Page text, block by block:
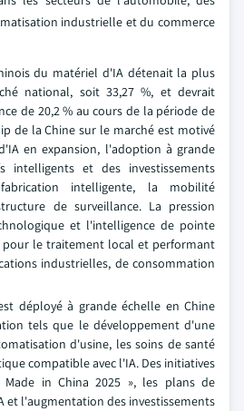
industrielle et du commerce
du matériel d'IA détenait la plus
national, soit 33,27 %, et devrait
de 20,2 % au cours de la période de
de la Chine sur le marché est motivé
en expansion, l'adoption à grande
intelligents et des investissements
intelligente, la mobilité
de surveillance. La pression
et l'intelligence de pointe
le traitement local et performant
industrielles, de consommation
déployé à grande échelle en Chine
tels que le développement d'une
d'usine, les soins de santé
compatible avec l'IA. Des initiatives
Made in China 2025 », les plans de
et l'augmentation des investissements